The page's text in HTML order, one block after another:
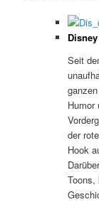
Seit
Humor
der
Hook
Toons,